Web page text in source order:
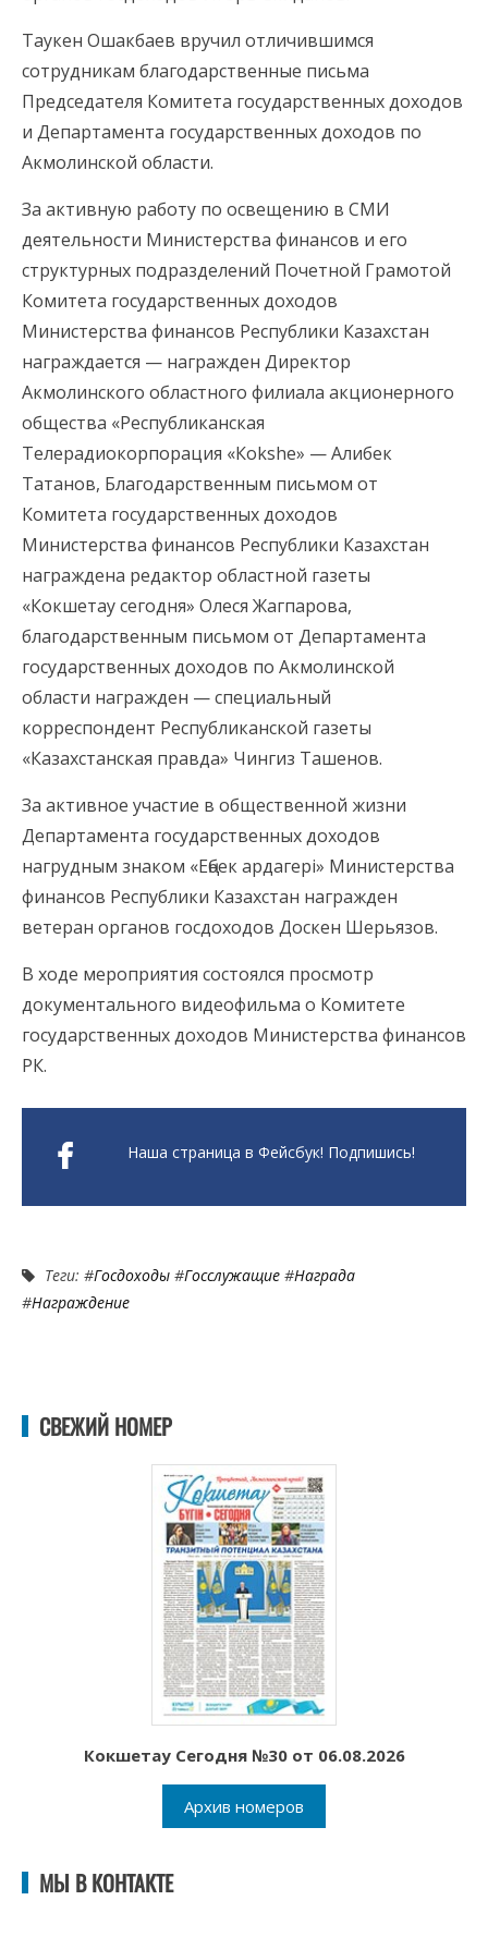
Таукен Ошакбаев вручил отличившимся
сотрудникам благодарственные письма
Председателя Комитета государственных доходов
и Департамента государственных доходов по
Акмолинской области.
За активную работу по освещению в СМИ
деятельности Министерства финансов и его
структурных подразделений Почетной Грамотой
Комитета государственных доходов
Министерства финансов Республики Казахстан
награждается — награжден Директор
Акмолинского областного филиала акционерного
общества «Республиканская
Телерадиокорпорация «Кokshe» — Алибек
Татанов, Благодарственным письмом от
Комитета государственных доходов
Министерства финансов Республики Казахстан
награждена редактор областной газеты
«Кокшетау сегодня» Олеся Жагпарова,
благодарственным письмом от Департамента
государственных доходов по Акмолинской
области награжден — специальный
корреспондент Республиканской газеты
«Казахстанская правда» Чингиз Ташенов.
За активное участие в общественной жизни
Департамента государственных доходов
нагрудным знаком «Еңбек ардагері» Министерства
финансов Республики Казахстан награжден
ветеран органов госдоходов Доскен Шерьязов.
В ходе мероприятия состоялся просмотр
документального видеофильма о Комитете
государственных доходов Министерства финансов
РК.
Наша страница в Фейсбук! Подпишись!
Теги: #Госдоходы #Госслужащие #Награда
#Награждение
СВЕЖИЙ НОМЕР
Кокшетау Сегодня №30 от 06.08.2026
Архив номеров
МЫ В КОНТАКТЕ